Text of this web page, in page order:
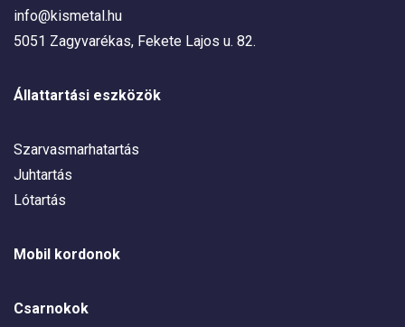
info@kismetal.hu
5051 Zagyvarékas, Fekete Lajos u. 82.
Állattartási eszközök
Szarvasmarhatartás
Juhtartás
Lótartás
Mobil kordonok
Csarnokok